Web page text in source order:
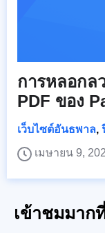
การหลอกล
PDF ของ
เว็บไซต์อันธพาล,
เมษายน 9,
เข้าชมมาก